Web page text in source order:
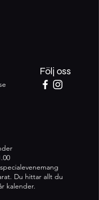
Följ oss
Du hittar allt du
kalender.